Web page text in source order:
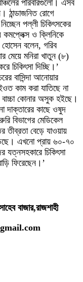
পরিবারগুলো। এসব
ঠান্ডাজনিত রোগে
পল্লী চিকিৎসকের
কমপ্লেক্স ও ক্লিনিকে
বলেন, গরিব
মেয়ে মনিরা খাতুন (৮)
চিকিৎসা দিচ্ছি।’
বাসিন্দা আনোয়ার
কাম করা যাতিছে না
বাচ্চা কোনার অসুক হইছে।
দাক্তারের কাছে ওষুদ
বিভাগের মেডিকেল
বেড়ে যাওয়ায়
এখনো প্রায় ৬০-৭০
যত্নসহকারে চিকিৎসা
ফিরেছেন।’
বাজার,রাজশাহী